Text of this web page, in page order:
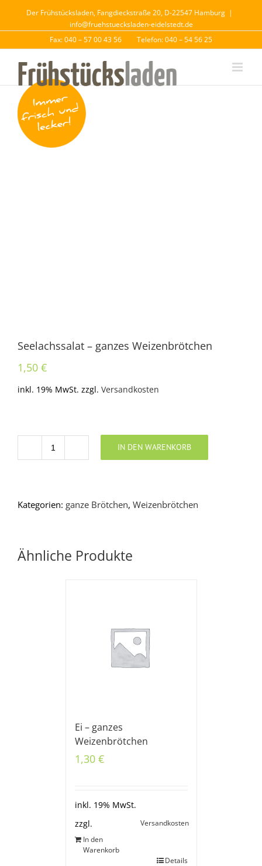
Der Frühstücksladen, Fangdieckstraße 20, D-22547 Hamburg |
info@fruehstuecksladen-eidelstedt.de
Fax: 040 – 57 00 43 56
Telefon: 040 – 54 56 25
Seelachssalat – ganzes Weizenbrötchen
1,50 €
inkl. 19% MwSt. zzgl. Versandkosten
Anzahl
IN DEN WARENKORB
Kategorien: ganze Brötchen, Weizenbrötchen
Ähnliche Produkte
Ei – ganzes
Weizenbrötchen
1,30 €
inkl. 19% MwSt.
zzgl.
Versandkosten
In den
Warenkorb
Details